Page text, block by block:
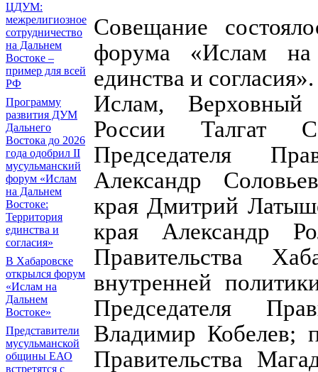
ЦДУМ:
межрелигиозное
сотрудничество
на Дальнем
Востоке –
пример для всей
РФ
Программу
развития ДУМ
Дальнего
Востока до 2026
года одобрил II
мусульманский
форум «Ислам
на Дальнем
Востоке:
Территория
единства и
согласия»
В Хабаровске
открылся форум
«Ислам на
Дальнем
Востоке»
Представители
мусульманской
общины ЕАО
встретятся с
Совещание
форума «Ислам на
единства и
Ислам,
России Талгат
Председателя
Александр
края Дмитрий
края Александр
Правительства
внутренней
Председателя
Владимир Кобелев;
Правительства